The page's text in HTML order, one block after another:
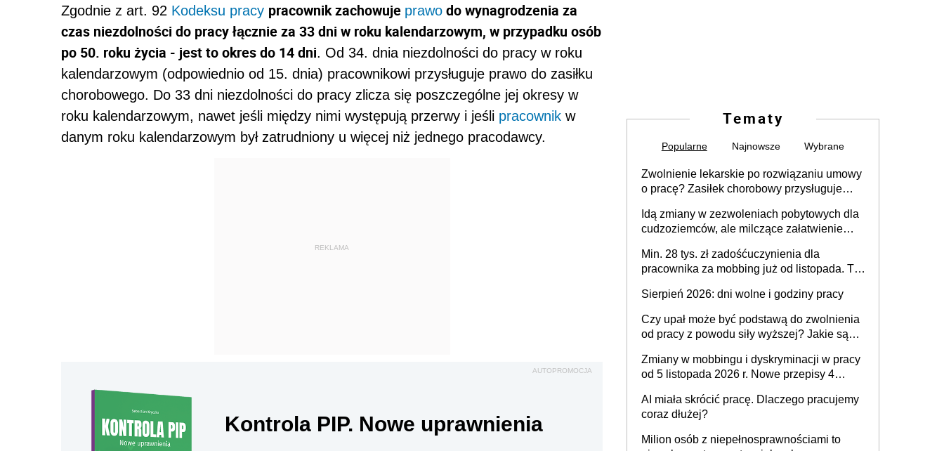
Zgodnie z art. 92 Kodeksu pracy pracownik zachowuje prawo do wynagrodzenia za
czas niezdolności do pracy łącznie za 33 dni w roku kalendarzowym, w przypadku osób
po 50. roku życia - jest to okres do 14 dni. Od 34. dnia niezdolności do pracy w roku
kalendarzowym (odpowiednio od 15. dnia) pracownikowi przysługuje prawo do zasiłku
chorobowego. Do 33 dni niezdolności do pracy zlicza się poszczególne jej okresy w
roku kalendarzowym, nawet jeśli między nimi występują przerwy i jeśli pracownik w
danym roku kalendarzowym był zatrudniony u więcej niż jednego pracodawcy.
REKLAMA
AUTOPROMOCJA
Kontrola PIP. Nowe uprawnienia
Tematy
Popularne Najnowsze Wybrane
Zwolnienie lekarskie po rozwiązaniu umowy
o pracę? Zasiłek chorobowy przysługuje
dni od ustania stosunku pracy
Idą zmiany w zezwoleniach pobytowych dla
cudzoziemców, ale milczące załatwienie
Min. 28 tys. zł zadośćuczynienia dla
pracownika za mobbing już od listopada. To
zespołu
Sierpień 2026: dni wolne i godziny pracy
Czy upał może być podstawą do zwolnienia
od pracy z powodu siły wyższej? Jakie są
Zmiany w mobbingu i dyskryminacji w pracy
od 5 listopada 2026 r. Nowe przepisy 4
Ustaw
AI miała skrócić pracę. Dlaczego pracujemy
coraz dłużej?
Milion osób z niepełnosprawnościami to